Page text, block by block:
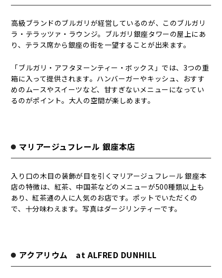
高級ブランドのブルガリが経営しているのが、このブルガリ
ラ・テラッツァ・ラウンジ。ブルガリ銀座タワーの屋上にあ
り、テラス席から銀座の街を一望することが出来ます。
「ブルガリ・アフタヌーンティー・ボックス」では、3つの重
箱に入って提供されます。ハンバーガーやキッシュ、おすす
めのムースやスイーツなど、甘すぎないメニューになってい
るのがポイント。大人の空間が楽しめます。
マリアージュフレール 銀座本店
入り口の木目の装飾が目を引くマリアージュフレール 銀座本
店の特徴は、紅茶、中国茶などのメニューが500種類以上も
あり、紅茶通の人に人気のお店です。ポットでいただくの
で、十分味わえます。写真はダージリンティーです。
アクアリウム at ALFRED DUNHILL